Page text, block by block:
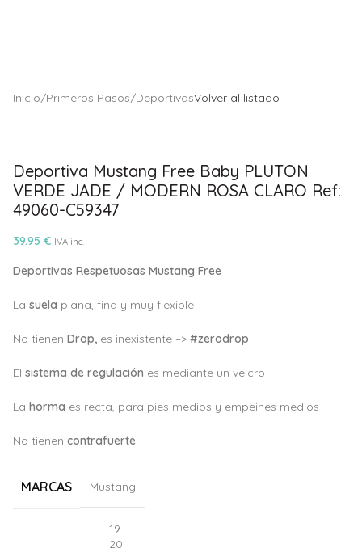
Inicio/Primeros Pasos/DeportivasVolver al listado
Deportiva Mustang Free Baby PLUTON
VERDE JADE / MODERN ROSA CLARO Ref:
49060-C59347
39.95 € IVA inc.
Deportivas Respetuosas Mustang Free
La suela plana, fina y muy flexible
No tienen Drop, es inexistente –> #zerodrop
El sistema de regulación es mediante un velcro
La horma es recta, para pies medios y empeines medios
No tienen contrafuerte
MARCAS Mustang
19
20